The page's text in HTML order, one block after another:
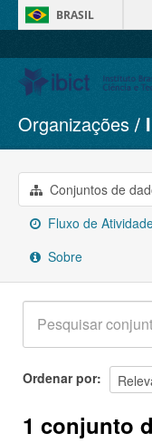
BRASIL
Conjuntos de
Organizações
Grupos
Sobre
Organizações
Conjuntos de
Fluxo de
Sobre
Ordenar por
1 conjunto